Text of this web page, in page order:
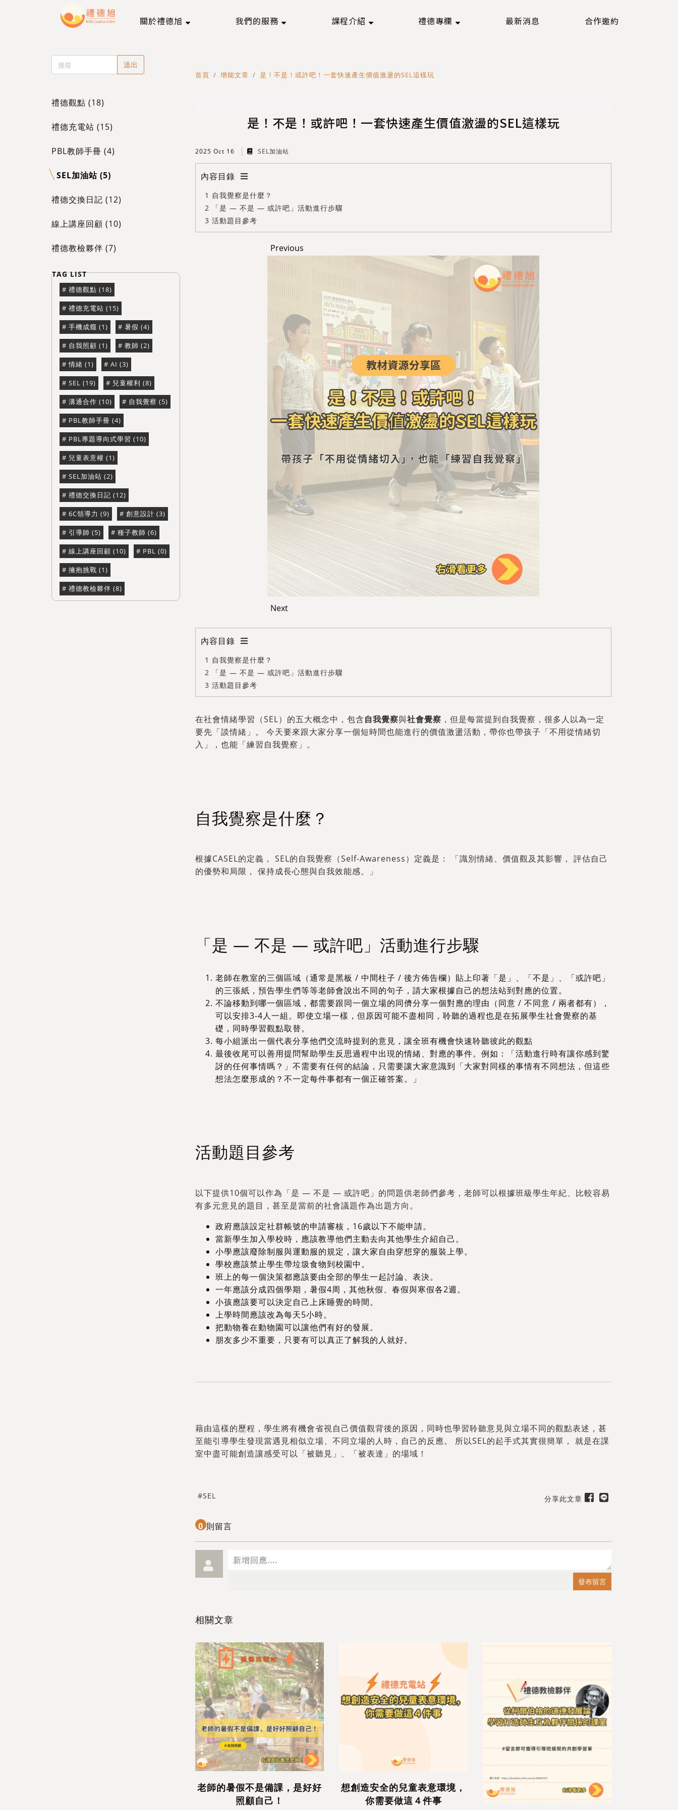
關於禮德旭 我們的服務 課程介紹 禮德專欄 最新消息 合作邀約
送出
禮德觀點 (18)
禮德充電站 (15)
PBL教師手冊 (4)
SEL加油站 (5)
禮德交換日記 (12)
線上講座回顧 (10)
禮德教檢夥伴 (7)
禮德觀點 (18)
禮德充電站 (15)
手機成癮 (1) 暑假 (4)
自我照顧 (1) 教師 (2)
情緒 (1) AI (3)
SEL (19) 兒童權利 (8)
溝通合作 (10) 自我覺察 (5)
PBL教師手冊 (4)
PBL專題導向式學習 (10)
兒童表意權 (1)
SEL加油站 (2)
禮德交換日記 (12)
6C領導力 (9) 創意設計 (3)
引導師 (5) 種子教師 (6)
線上講座回顧 (10) PBL (0)
擁抱挑戰 (1)
禮德教檢夥伴 (8)
首頁 增能文章 是！不是！或許吧！一套快速產生價值激盪的SEL這樣玩
是！不是！或許吧！一套快速產生價值激盪的SEL這樣玩
2025 Oct 16 SEL加油站
內容目錄
自我覺察是什麼？
「是 — 不是 — 或許吧」活動進行步驟
活動題目參考
Previous
Next
內容目錄
自我覺察是什麼？
「是 — 不是 — 或許吧」活動進行步驟
活動題目參考
在社會情緒學習（SEL）的五大概念中，包含自我覺察與社會覺察 ，但是每當提到自我覺察，很多人以為一定
要先「談情緒」。 今天要來跟大家分享一個短時間也能進行的價值激盪活動，帶你也帶孩子「不用從情緒切
入」，也能「練習自我覺察」。
自我覺察是什麼？
根據CASEL的定義， SEL的自我覺察（Self-Awareness）定義是： 「識別情緒、價值觀及其影響， 評估自己
的優勢和局限， 保持成長心態與自我效能感。」
「是 — 不是 — 或許吧」活動進行步驟
老師在教室的三個區域（通常是黑板 / 中間柱子 / 後方佈告欄）貼上印著「是」、「不是」、「或許吧」
的三張紙，預告學生們等等老師會說出不同的句子，請大家根據自己的想法站到對應的位置。
不論移動到哪一個區域，都需要跟同一個立場的同儕分享一個對應的理由（同意 / 不同意 / 兩者都有），
可以安排3-4人一組。即使立場一樣，但原因可能不盡相同，聆聽的過程也是在拓展學生社會覺察的基
礎，同時學習觀點取替。
每小組派出一個代表分享他們交流時提到的意見，讓全班有機會快速聆聽彼此的觀點
最後收尾可以善用提問幫助學生反思過程中出現的情緒、對應的事件。例如：「活動進行時有讓你感到驚
訝的任何事情嗎？」不需要有任何的結論，只需要讓大家意識到「大家對同樣的事情有不同想法，但這些
想法怎麼形成的？不一定每件事都有一個正確答案。」
活動題目參考
以下提供10個可以作為「是 — 不是 — 或許吧」的問題供老師們參考，老師可以根據班級學生年紀、比較容易
有多元意見的題目，甚至是當前的社會議題作為出題方向。
政府應該設定社群帳號的申請審核，16歲以下不能申請。
當新學生加入學校時，應該教導他們主動去向其他學生介紹自己。
小學應該廢除制服與運動服的規定，讓大家自由穿想穿的服裝上學。
學校應該禁止學生帶垃圾食物到校園中。
班上的每一個決策都應該要由全部的學生一起討論、表決。
一年應該分成四個學期，暑假4周，其他秋假、春假與寒假各2週。
小孩應該要可以決定自己上床睡覺的時間。
上學時間應該改為每天5小時。
把動物養在動物園可以讓他們有好的發展。
朋友多少不重要，只要有可以真正了解我的人就好。
藉由這樣的歷程，學生將有機會省視自己價值觀背後的原因，同時也學習聆聽意見與立場不同的觀點表述，甚
至能引導學生發現當遇見相似立場、不同立場的人時，自己的反應。 所以SEL的起手式其實很簡單， 就是在課
室中盡可能創造讓感受可以「被聽見」、「被表達」的場域！
SEL 分享此文章
0 則留言
發布留言
相關文章
老師的暑假不是備課，是好好
照顧自己！
想創造安全的兒童表意環境，
你需要做這４件事